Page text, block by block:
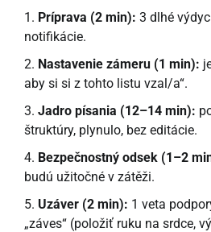
Príprava (2 min): 3 dlhé
notifikácie.
Nastavenie zámeru (1 min):
aby si si z tohto listu vzal/a“.
Jadro písania (12–14 min):
štruktúry, plynulo, bez editácie.
Bezpečnostný odsek (1–2
budú užitočné v zátěži.
Uzáver (2 min): 1 veta
„záves“ (položiť ruku na srdce,